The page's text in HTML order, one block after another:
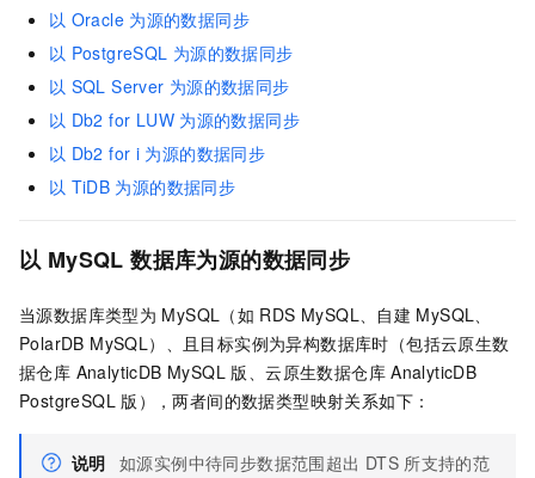
以 Oracle 为源的数据同步
以 PostgreSQL 为源的数据同步
以 SQL Server 为源的数据同步
以 Db2 for LUW 为源的数据同步
以 Db2 for i 为源的数据同步
以 TiDB 为源的数据同步
以 MySQL 数据库为源的数据同步
当源数据库类型为 MySQL（如 RDS MySQL、自建 MySQL、
PolarDB MySQL）、且目标实例为异构数据库时（包括云原生数
据仓库 AnalyticDB MySQL 版、云原生数据仓库 AnalyticDB
PostgreSQL 版），两者间的数据类型映射关系如下：
说明 如源实例中待同步数据范围超出 DTS 所支持的范